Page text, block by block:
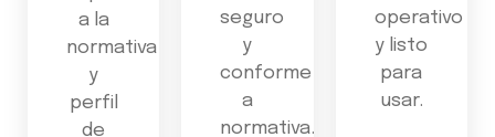
a la
normativa
y
perfil
de
seguro
y
conforme
a
normativa.
operativo
y listo
para
usar.